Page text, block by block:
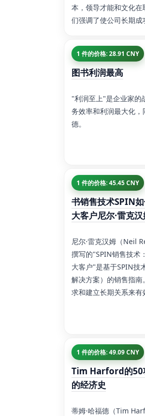
本，领导才能和文化
们强调了使公司长期成
1 件的价格: 28.91 CNY
图书利润最高
"利润至上"是企业家的
务效率和利润最大化
德。
1 件的价格: 45.45 CNY
书销售技术SPIN
大客户尼尔·雷克
尼尔·雷克汉姆（Neil
撰写的"SPIN销售技术
大客户"是基于SPIN技
解决方案）的销售指
求和建立长期关系来有
1 件的价格: 49.09 CNY
Tim Harford的50
的经济史
蒂姆·哈福德（Tim